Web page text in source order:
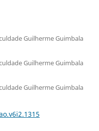
Guilherme Guimbala
Guilherme Guimbala
Guilherme Guimbala